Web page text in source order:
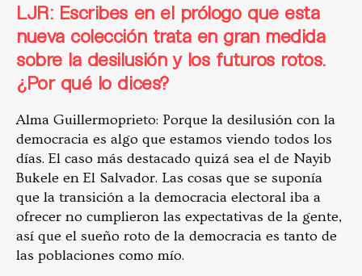
LJR: Escribes en el prólogo que esta
nueva colección trata en gran medida
sobre la desilusión y los futuros rotos.
¿Por qué lo dices?
Alma Guillermoprieto: Porque la desilusión con la
democracia es algo que estamos viendo todos los
días. El caso más destacado quizá sea el de Nayib
Bukele en El Salvador. Las cosas que se suponía
que la transición a la democracia electoral iba a
ofrecer no cumplieron las expectativas de la gente,
así que el sueño roto de la democracia es tanto de
las poblaciones como mío.